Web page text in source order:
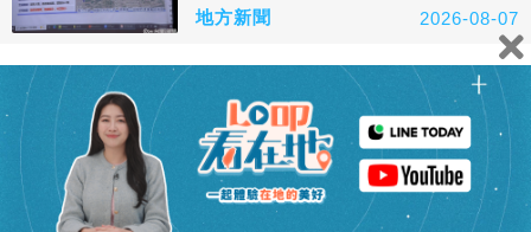
地方新聞
2026-08-07
鑫傳國際多媒體科技股份有限公司版權所有，非經授權，請
勿轉載本網站內容 © All Rights Reserved.